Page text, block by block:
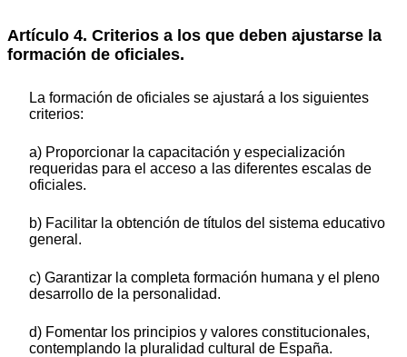
Artículo 4. Criterios a los que deben ajustarse la
formación de oficiales.
La formación de oficiales se ajustará a los siguientes
criterios:
a) Proporcionar la capacitación y especialización
requeridas para el acceso a las diferentes escalas de
oficiales.
b) Facilitar la obtención de títulos del sistema educativo
general.
c) Garantizar la completa formación humana y el pleno
desarrollo de la personalidad.
d) Fomentar los principios y valores constitucionales,
contemplando la pluralidad cultural de España.